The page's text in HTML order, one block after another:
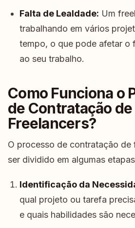
Falta de Lealdade: Um
trabalhando em vários
tempo, o que pode afetar o
ao seu trabalho.
Como Funciona o
de Contratação de
Freelancers?
O processo de contratação de
ser dividido em algumas
Identificação da
qual projeto ou tarefa
e quais habilidades são